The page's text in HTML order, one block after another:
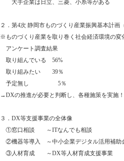
大手企業は日立、三菱、小糸等がある
２．第4次 静岡市ものづくり産業振興基本計画
※ものづくり産業を取り巻く社会経済環境の
アンケート調査結果
取り組んでいる 56%
取り組みたい 39％
予定無し 5％
→DXの推進が必要と判断し、各種施策を実施！
３．DX等支援事業の全体像
①窓口相談 ～ITなんでも相談
②機器等導入 ～中小企業デジタル活用補助
③人材育成 ～DX等人材育成支援事業